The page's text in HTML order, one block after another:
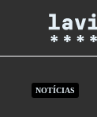
NOTÍCIAS